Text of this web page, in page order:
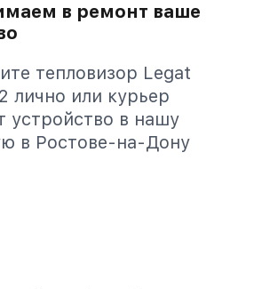
в ремонт ваше
тепловизор Legat
лично или курьер
устройство в нашу
в Ростове-на-Дону